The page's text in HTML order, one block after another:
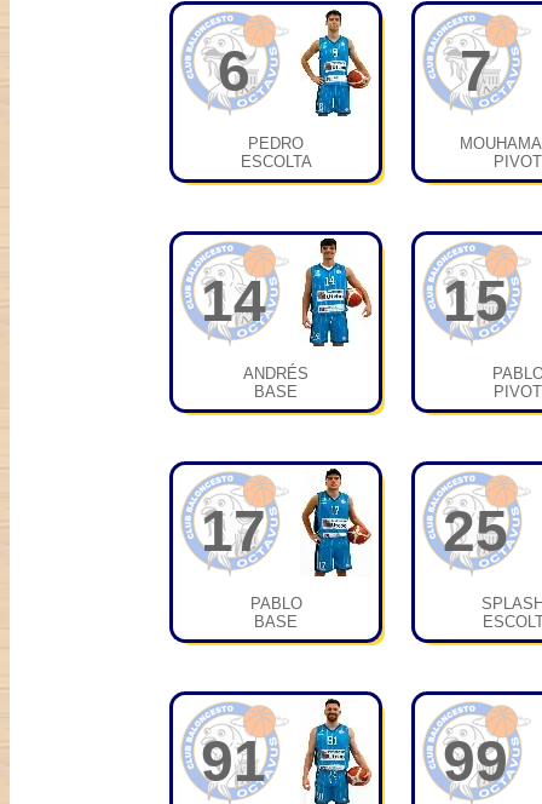
6
PEDRO
ESCOLTA
7
PIVOT
14
ANDRÉS
BASE
15
PIVOT
17
PABLO
BASE
25
91 99